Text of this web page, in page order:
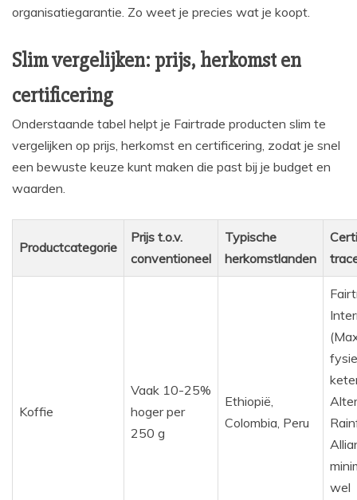
organisatiegarantie. Zo weet je precies wat je koopt.
Slim vergelijken: prijs, herkomst en
certificering
Onderstaande tabel helpt je Fairtrade producten slim te
vergelijken op prijs, herkomst en certificering, zodat je snel
een bewuste keuze kunt maken die past bij je budget en
waarden.
Productcategorie
Prijs t.o.v.
conventioneel
Typische
herkomstlanden
Koffie
Vaak 10-25%
hoger per
250 g
Ethiopië,
Colombia, Peru
wel